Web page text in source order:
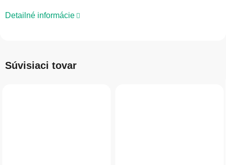
Detailné informácie
Súvisiaci tovar